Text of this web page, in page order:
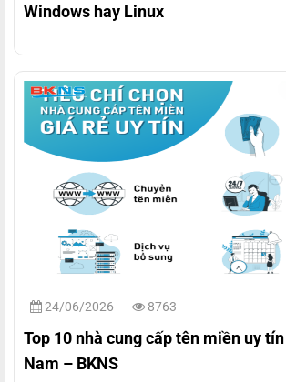
Windows hay Linux
24/06/2026 8763
Top 10 nhà cung cấp tên miền uy
Nam – BKNS